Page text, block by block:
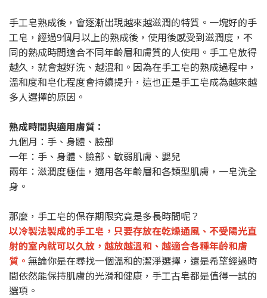
手工皂熟成後，會逐漸出現越來越滋潤的特質。一塊好的手
工皂，經過9個月以上的熟成後，使用後感受到滋潤度，不
同的熟成時間適合不同年齡層和膚質的人使用。手工皂放得
越久，就會越好洗、越溫和。因為在手工皂的熟成過程中，
溫和度和皂化程度會持續提升，這也正是手工皂成為越來越
多人選擇的原因。
熟成時間與適用膚質：
九個月：手、身體、臉部
一年：手、身體、臉部、敏弱肌膚、嬰兒
兩年：滋潤度極佳，適用各年齡層和各類型肌膚，一皂洗全
身。
那麼，手工皂的保存期限究竟是多長時間呢？
以冷製法製成的手工皂，只要存放在乾燥通風、不受陽光直
射的室內就可以久放，越放越溫和、越適合各種年齡和膚
質。 無論你是在尋找一個溫和的潔淨選擇，還是希望經過時
間依然能保持肌膚的光滑和健康，手工古皂都是值得一試的
選項。